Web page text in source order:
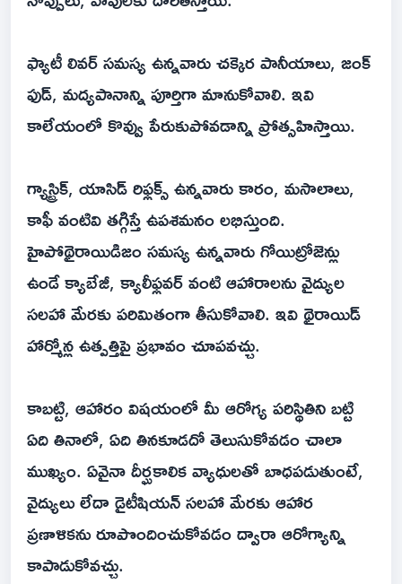
ఫ్యాటీ లివర్ సమస్య ఉన్నవారు చక్కెర పానీయాలు, జంక్
ఫుడ్, మద్యపానాన్ని పూర్తిగా మానుకోవాలి. ఇవి
కాలేయంలో కొవ్వు పేరుకుపోవడాన్ని ప్రోత్సహిస్తాయి.
గ్యాస్ట్రిక్, యాసిడ్ రిఫ్లక్స్ ఉన్నవారు కారం, మసాలాలు,
కాఫీ వంటివి తగ్గిస్తే ఉపశమనం లభిస్తుంది.
హైపోథైరాయిడిజం సమస్య ఉన్నవారు గోయిట్రోజెన్లు
ఉండే క్యాబేజీ, క్యాలీఫ్లవర్ వంటి ఆహారాలను వైద్యుల
సలహా మేరకు పరిమితంగా తీసుకోవాలి. ఇవి థైరాయిడ్
హార్మోన్ల ఉత్పత్తిపై ప్రభావం చూపవచ్చు.
కాబట్టి, ఆహారం విషయంలో మీ ఆరోగ్య పరిస్థితిని బట్టి
ఏది తినాలో, ఏది తినకూడదో తెలుసుకోవడం చాలా
ముఖ్యం. ఏవైనా దీర్ఘకాలిక వ్యాధులతో బాధపడుతుంటే,
వైద్యులు లేదా డైటీషియన్ సలహా మేరకు ఆహార
ప్రణాళికను రూపొందించుకోవడం ద్వారా ఆరోగ్యాన్ని
కాపాడుకోవచ్చు.